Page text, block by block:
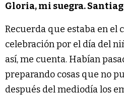
Gloria, mi suegra.
Recuerda que estaba en el
celebración por el día del
así, me cuenta. Habían
preparando cosas que no
después del mediodía los